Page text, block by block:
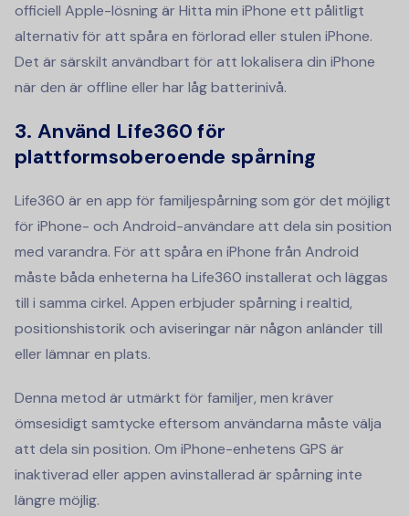
officiell Apple-lösning är Hitta min iPhone ett pålitligt
alternativ för att spåra en förlorad eller stulen iPhone.
Det är särskilt användbart för att lokalisera din iPhone
när den är offline eller har låg batterinivå.
3. Använd Life360 för
plattformsoberoende spårning
Life360 är en app för familjespårning som gör det möjligt
för iPhone- och Android-användare att dela sin position
med varandra. För att spåra en iPhone från Android
måste båda enheterna ha Life360 installerat och läggas
till i samma cirkel. Appen erbjuder spårning i realtid,
positionshistorik och aviseringar när någon anländer till
eller lämnar en plats.
Denna metod är utmärkt för familjer, men kräver
ömsesidigt samtycke eftersom användarna måste välja
att dela sin position. Om iPhone-enhetens GPS är
inaktiverad eller appen avinstallerad är spårning inte
längre möjlig.